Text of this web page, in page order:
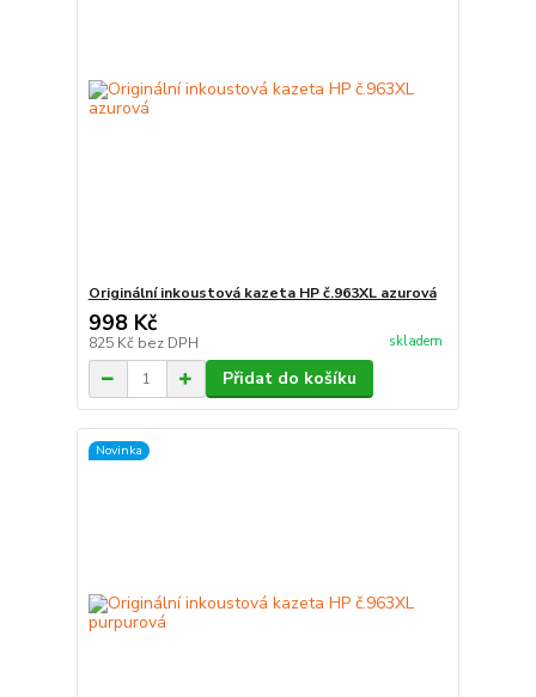
Originální inkoustová kazeta HP č.963XL azurová
998 Kč
825 Kč bez DPH skladem
Přidat do košíku
Novinka